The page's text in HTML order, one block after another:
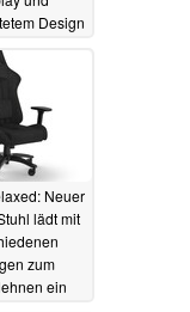
Design
Neuer
lädt mit
zum
ein